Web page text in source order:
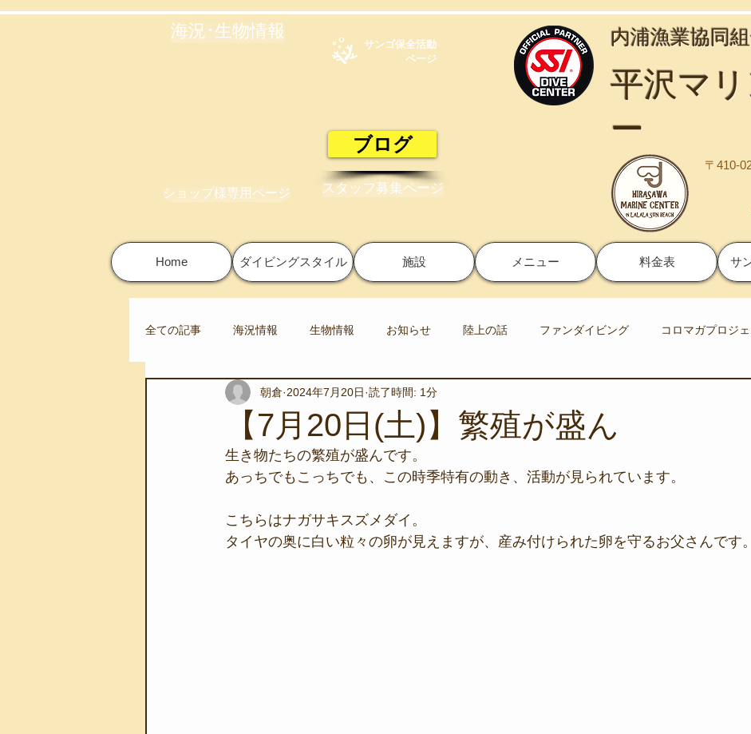
海況･生物情報
サンゴ保全活動​
ページ
ブログ
ショップ様専用ページ スタッフ募集ページ
内浦漁業協同
平沢マ
ー
〒410-
Home ダイビングスタイル 施設 メニュー 料金表 サ
全ての記事 海況情報 生物情報 お知らせ 陸上の話 ファンダイビング コロマガプロジェ
スノーケリングツアー 自然環境保全 ワカメの養殖 ア
伊豆半島ジオパーク サンゴの保全活動
自然体験学習 バーベキュー スタッフが思うこと
【7月20日(土)】繁殖が盛ん
朝倉 2024年7月20日 読了時間: 1分
生き物たちの繁殖が盛んです。
あっちでもこっちでも、この時季特有の動き、活動が見られています。
こちらはナガサキスズメダイ。
タイヤの奥に白い粒々の卵が見えますが、産み付けられた卵を守るお父さんです。